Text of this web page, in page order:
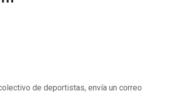
de deportistas, envía un correo